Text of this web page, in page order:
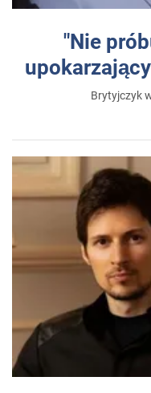
"Nie
Brytyjczyk